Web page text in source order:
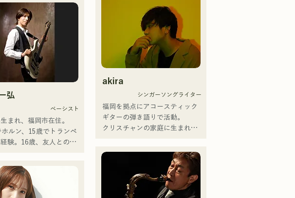
をリリース。
携え、卒論と並行しなが
ツアー「せいので叫ぼう
」を開催。
ファイナルは2月18日
長崎で、大学の同期バン
催イベントとして開催し
するが、解散はせず活
。
中間地点として集ま
（デスクトップミュージ
を活用し、遠隔での楽曲
う。
「EDP lab 2017」
」「Porter
JAPAN tour」
新木場
」等多数出演
スワークを精力的に行
り、VTuber「天輝おこ
ューチャリングした
feat.天輝おこめ」は
エレクトロチャート1位を
にも「ホロライブ」
への楽曲提供、2022年
のholox「常夜リペイン
弘
ベーシスト
まれ、福岡市在住。
ホルン、15歳でトランペ
経験。16歳、友人とのロ
ケーションアート専門学
学。卒業後、プロベーシ
て活動を開始。
ジにも出演。MCとしてはRugby
World cup2019 Public viewing、
競輪日本一ダービーの場内アナ
ウンス、ラグビー女子日本代表
世界大会スタジアムDJ、プレア
デスカップ2023(ダンスイベン
ト）、滑走屋場内アナウンス、
デサルサ、福岡ウィニングスピ
リッツのスタジアムDJ、金鷲
旗、山笠関連イベント、地域イ
ベント、Ramen
市武道館オープニング記念イベ
ント,結婚式様々な分野で活動。
英語も日本語も対応可能です。
アーティストの日本人父とアメ
リカ人母から生まれたサラブレ
また2025年に開催された
MERGENZA JAPAN 2025にてド
イツ大使館賞を受賞し東京で行
われたドイツフェスティバルに
出演した。
という思いを歌詞に込め
メンバーそれぞれの
個性的なアレンジで
曲を作り上げ
希望を奏で、語るバンド
akira
シンガーソングライター
福岡を拠点にアコースティック
ギターの弾き語りで活動。
クリスチャンの家庭に生まれ、
中学二年生の夏休みにギターを
弾き始め、同時に作詞作曲もす
るようになった。
17歳で公民館やカフェなどでの